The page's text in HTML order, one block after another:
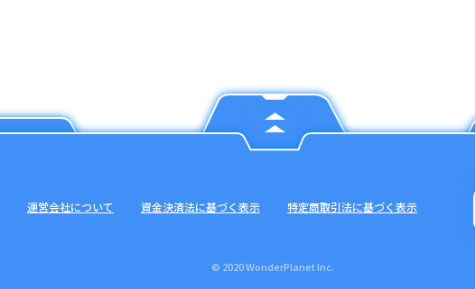
運営会社について 資金決済法に基づく表示 特定商取引法に基づく表示
© 2020 WonderPlanet Inc.